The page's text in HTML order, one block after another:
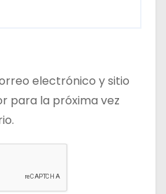
electrónico y sitio
para la próxima vez